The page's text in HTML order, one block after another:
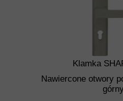
Nawiercone otwory
Klamka